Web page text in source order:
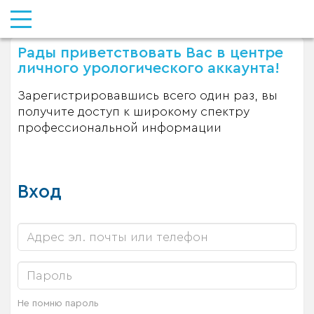
Рады приветствовать Вас в центре
личного урологического аккаунта!
Зарегистрировавшись всего один раз, вы
получите доступ к широкому спектру
профессиональной информации
Вход
Не помню пароль